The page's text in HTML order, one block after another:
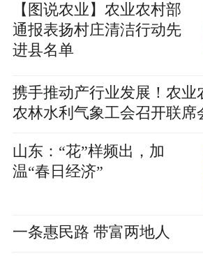
【图说农业】农业农村部
通报表扬村庄清洁行动先
进县名单
携手推动产行业发展！农业
农林水利气象工会召开联席
山东：“花”样频出，加
温“春日经济”
一条惠民路 带富两地人